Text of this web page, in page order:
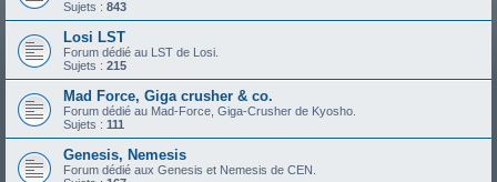
Sujets : 843
Losi LST
Forum dédié au LST de Losi.
Sujets : 215
Mad Force, Giga crusher & co.
Forum dédié au Mad-Force, Giga-Crusher de Kyosho.
Sujets : 111
Genesis, Nemesis
Forum dédié aux Genesis et Nemesis de CEN.